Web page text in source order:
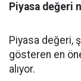
Piyasa değeri
Piyasa değeri,
gösteren en
alıyor.